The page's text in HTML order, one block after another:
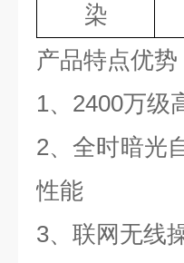
染
产品特点优势
1、2400万级
2、全时暗光
性能
3、联网无线